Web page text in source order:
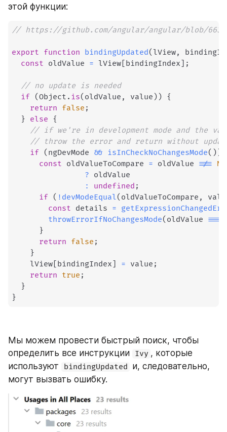
этой функции:
// https://github.com/angular/angular/blob/
export function bindingUpdated( lView,
const oldValue = lView [bindingIndex] ;
// no update is needed
if (Object . is( oldValue , value ) ) {
return false ;
} else {
// if we're in development mode and the
// throw the error and return without
if ( ngDevMode && isInCheckNoChangesMode( ) )
const oldValueToCompare = oldValue !==
? oldValue
:
undefined ;
if ( ! devModeEqual( oldValueToCompare ,
const details =
throwErrorIfNoChangesMode( oldValue ===
}
return false ;
}
    lView
[bindingIndex] = value ;
return true ;
}
}
Мы можем провести быстрый поиск, чтобы
определить все инструкции Ivy , которые
используют
bindingUpdated и, следовательно,
могут вызвать ошибку.